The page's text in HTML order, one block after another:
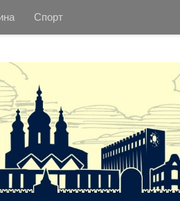
Спорт